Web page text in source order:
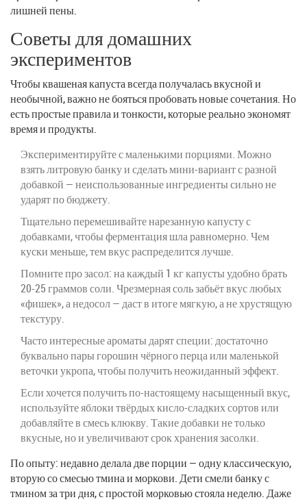
лишней пены.
Советы для домашних
экспериментов
Чтобы квашеная капуста всегда получалась вкусной и
необычной, важно не бояться пробовать новые сочетания. Но
есть простые правила и тонкости, которые реально экономят
время и продукты.
Экспериментируйте с маленькими порциями. Можно
взять литровую банку и сделать мини-вариант с разной
добавкой — неиспользованные ингредиенты сильно не
ударят по бюджету.
Тщательно перемешивайте нарезанную капусту с
добавками, чтобы ферментация шла равномерно. Чем
куски меньше, тем вкус распределится лучше.
Помните про засол: на каждый 1 кг капусты удобно брать
20-25 граммов соли. Чрезмерная соль забьёт вкус любых
«фишек», а недосол — даст в итоге мягкую, а не хрустящую
текстуру.
Часто интересные ароматы дарят специи: достаточно
буквально пары горошин чёрного перца или маленькой
веточки укропа, чтобы получить неожиданный эффект.
Если хочется получить по-настоящему насыщенный вкус,
используйте яблоки твёрдых кисло-сладких сортов или
добавляйте в смесь клюкву. Такие добавки не только
вкусные, но и увеличивают срок хранения засолки.
По опыту: недавно делала две порции — одну классическую,
вторую со смесью тмина и моркови. Дети смели банку с
тмином за три дня, с простой морковью стояла неделю. Даже